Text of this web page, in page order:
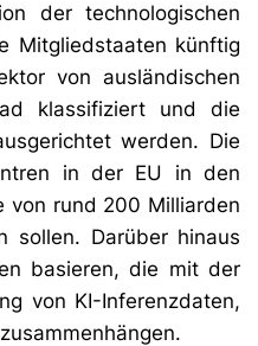
der technologischen
Mitgliedstaaten künftig
von ausländischen
klassifiziert und die
werden. Die
in der EU in den
von rund 200 Milliarden
sollen. Darüber hinaus
basieren, die mit der
von KI-Inferenzdaten,